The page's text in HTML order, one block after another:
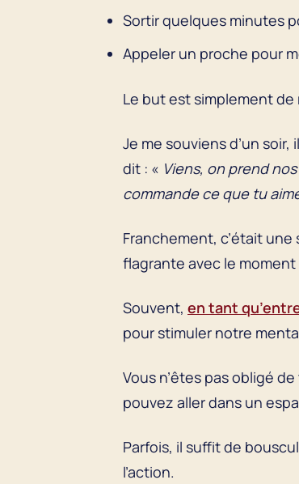
Sortir quelques minutes
Appeler un proche pour
Le but est simplement
Je me souviens d’un
dit : « Viens, on prend
commande ce que tu
Franchement, c’était
flagrante avec le
Souvent, en tant
pour stimuler notre
Vous n’êtes pas obligé
pouvez aller dans un
Parfois, il suffit de
l’action.